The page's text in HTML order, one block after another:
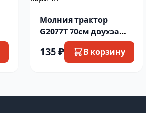
Молния трактор
G2077T 70см двухзамк
№068 т коричн
135 ₽ В корзину